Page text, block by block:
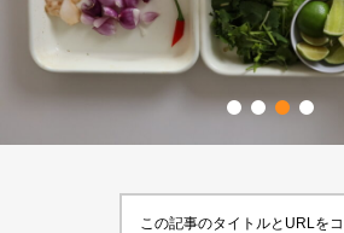
この記事のタイトルとURLを